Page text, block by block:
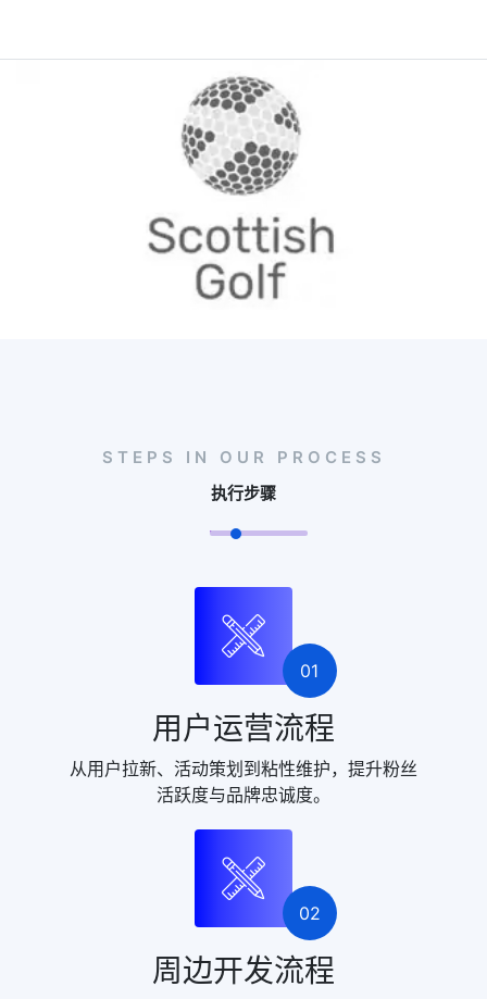
STEPS IN OUR PROCESS
执行步骤
01
用户运营流程
从用户拉新、活动策划到粘性维护，提升粉丝
活跃度与品牌忠诚度。
02
周边开发流程